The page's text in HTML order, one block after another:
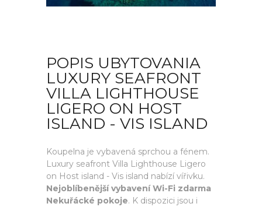
POPIS UBYTOVANIA
LUXURY SEAFRONT
VILLA LIGHTHOUSE
LIGERO ON HOST
ISLAND - VIS ISLAND
Koupelna je vybavená sprchou a fénem.
Luxury seafront Villa Lighthouse Ligero
on Host island - Vis island nabízí vířivku.
Nejoblíbenější vybavení Wi-Fi zdarma
Nekuřácké pokoje. K dispozici jsou i